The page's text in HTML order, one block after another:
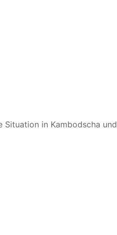
in Kambodscha